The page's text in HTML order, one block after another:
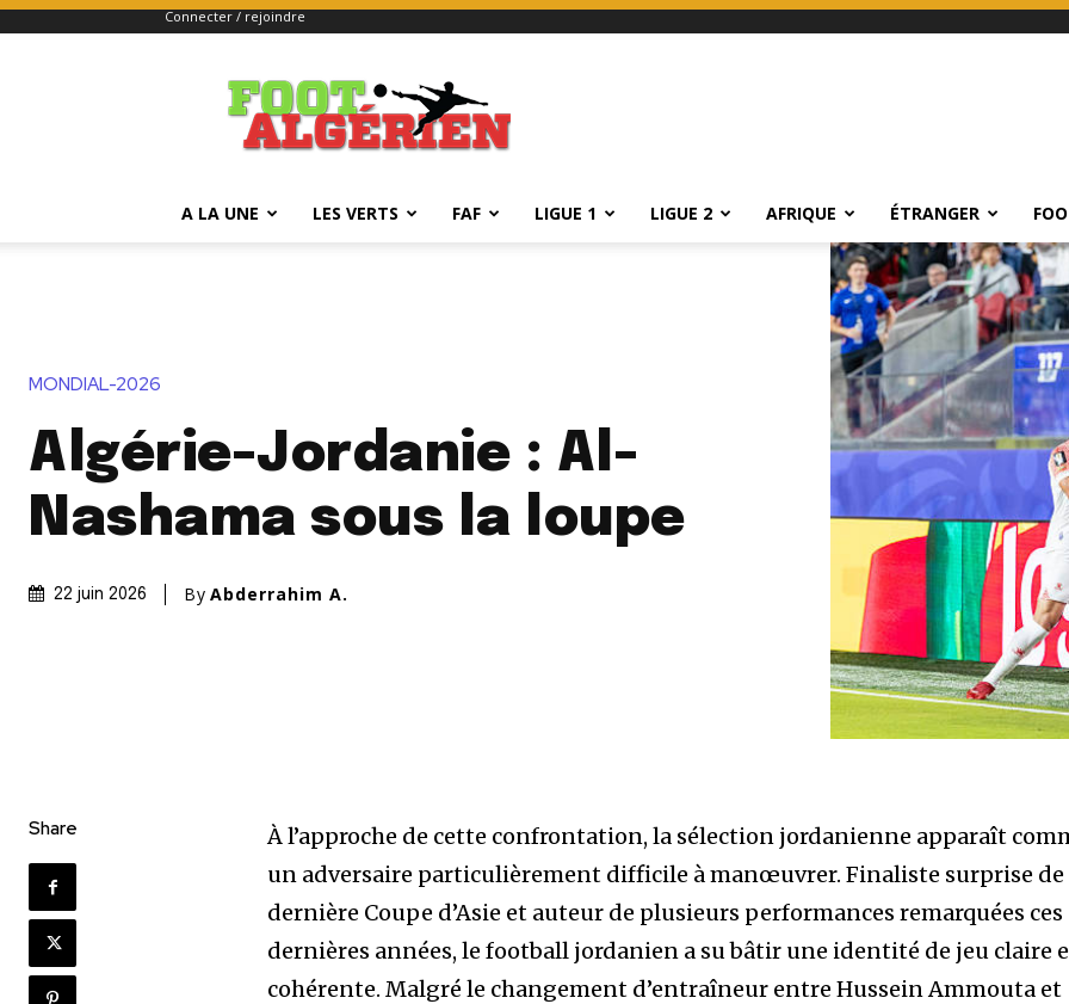
Connecter / rejoindre
FOOTALGERIEN
A LA UNE LES VERTS FAF LIGUE 1 LIGUE 2 AFRIQUE ÉTRANGER
MONDIAL-2026
Algérie-Jordanie : Al-
Nashama sous la loupe
22 juin 2026 By Abderrahim A.
Share
À l’approche de cette confrontation, la sélection jordanienne apparaît
un adversaire particulièrement difficile à manœuvrer. Finaliste surprise de
dernière Coupe d’Asie et auteur de plusieurs performances remarquées ces
dernières années, le football jordanien a su bâtir une identité de jeu claire
cohérente. Malgré le changement d’entraîneur entre Hussein Ammouta et